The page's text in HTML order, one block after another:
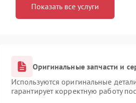
Показать все услуги
Оригинальные запчасти и
Используются оригинальные
гарантирует корректную работу